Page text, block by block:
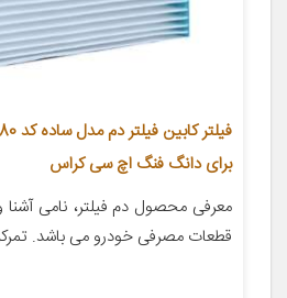
برای دانگ فنگ اچ سی کراس
معرفی محصول دم فیلتر، نامی آشنا
قطعات مصرفی خودرو می باشد.